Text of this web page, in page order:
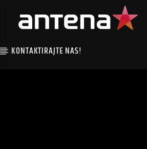
KONTAKTIRAJTE NAS!